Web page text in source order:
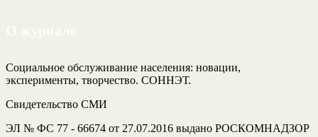
Социальное обслуживание населения: новации,
эксперименты, творчество. СОННЭТ.
Свидетельство СМИ
ЭЛ № ФС 77 - 66674 от 27.07.2016 выдано РОСКОМНАДЗОР